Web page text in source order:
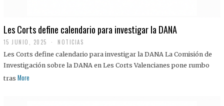
Les Corts define calendario para investigar la DANA
15 JUNIO, 2025 NOTICIAS
Les Corts define calendario para investigar la DANA La Comisión de
Investigación sobre la DANA en Les Corts Valencianes pone rumbo
tras More